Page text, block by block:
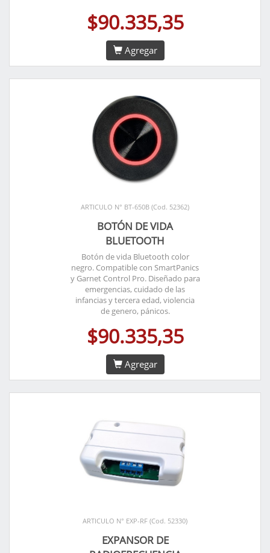
$90.335,35
Agregar
ARTICULO N° BT-650B (Cod. 52362)
BOTÓN DE VIDA
BLUETOOTH
Botón de vida Bluetooth color
negro. Compatible con SmartPanics
y Garnet Control Pro. Diseñado para
emergencias, cuidado de las
infancias y tercera edad, violencia
de genero, pánicos.
$90.335,35
Agregar
ARTICULO N° EXP-RF (Cod. 52330)
EXPANSOR DE